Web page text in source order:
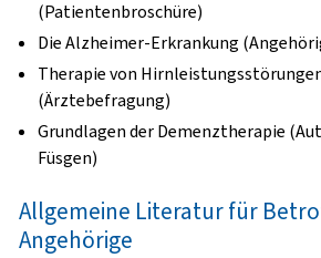
(Patientenbroschüre)
Die Alzheimer-Erkrankung
Therapie von
(Ärztebefragung)
Grundlagen der Demenztherapie
Füsgen)
Allgemeine Literatur für
Angehörige